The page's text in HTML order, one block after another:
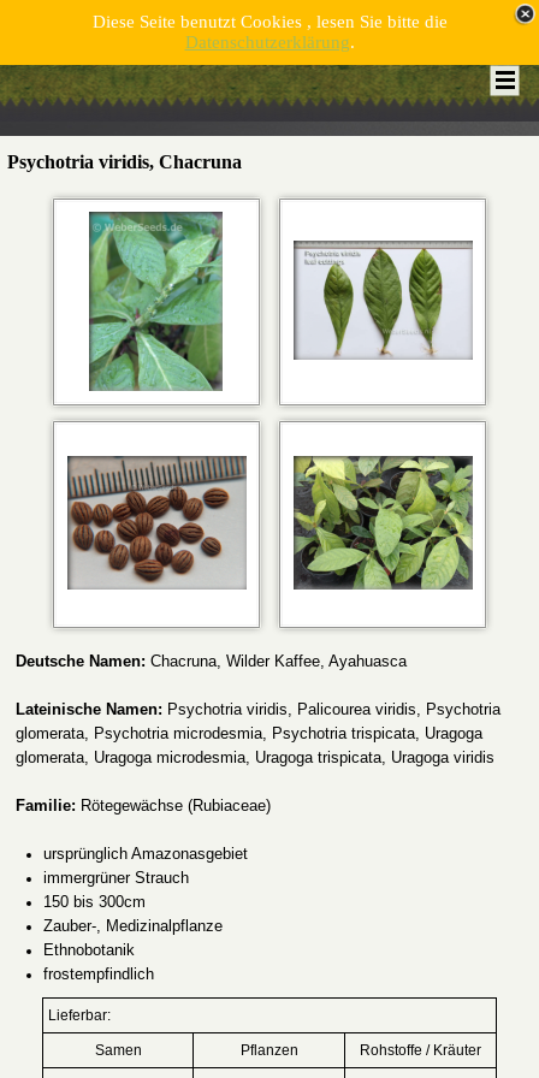
Diese Seite benutzt Cookies , lesen Sie bitte die
Datenschutzerklärung.
Psychotria viridis, Chacruna
Deutsche Namen: Chacruna, Wilder Kaffee, Ayahuasca
Lateinische Namen: Psychotria viridis, Palicourea viridis, Psychotria
glomerata, Psychotria microdesmia, Psychotria trispicata, Uragoga
glomerata, Uragoga microdesmia, Uragoga trispicata, Uragoga viridis
Familie: Rötegewächse (Rubiaceae)
ursprünglich Amazonasgebiet
immergrüner Strauch
150 bis 300cm
Zauber-, Medizinalpflanze
Ethnobotanik
frostempfindlich
Lieferbar:
Samen Pflanzen Rohstoffe / Kräuter